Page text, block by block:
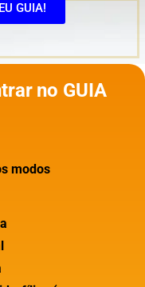
GUIA!
no GUIA
modos